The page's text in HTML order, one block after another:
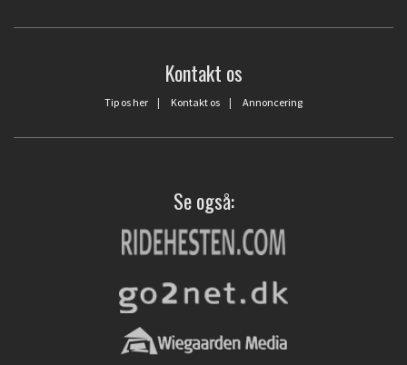
Kontakt os
Tip os her | Kontakt os | Annoncering
Se også: